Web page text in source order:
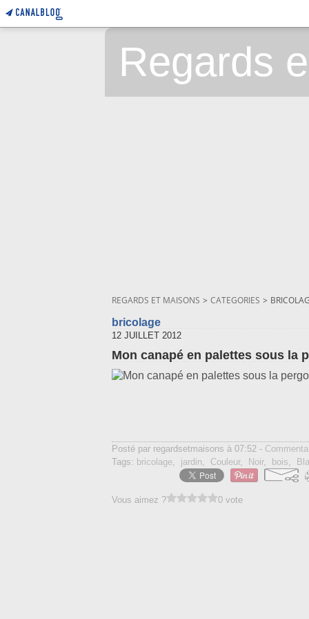
Regards
REGARDS ET MAISONS > CATEGORIES >
bricolage
12 JUILLET 2012
Mon canapé en palettes sous la
Posté par regardsetmaisons à 07:52 -
Tags: bricolage, jardin, Couleur, Noir, bois,
Vous aimez ? 0 vote